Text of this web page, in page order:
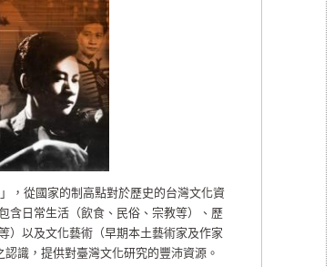
，從國家的制高點對於歷史的台灣文化資
含日常生活（飲食、民俗、宗教等）、歷
）以及文化藝術（早期本土藝術家及作家
識，提供對臺灣文化研究的豐沛資源。